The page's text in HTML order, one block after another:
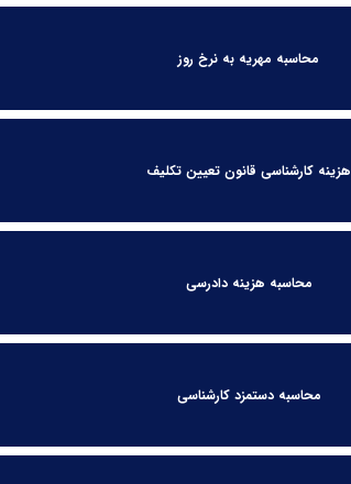
محاسبه مهریه به نرخ روز
هزینه کارشناسی قانون تعیین تکلیف
محاسبه هزینه دادرسی
محاسبه دستمزد کارشناسی